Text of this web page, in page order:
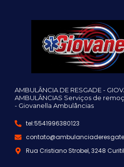
AMBULÂNCIA DE RESGADE -
AMBULÂNCIAS Serviços de
- Giovanella Ambulâncias
tel:5541996380123
Rua Cristiano Strobel, 3248